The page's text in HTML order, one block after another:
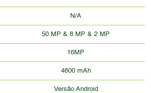
N/A
50 MP & 8 MP & 2 MP
16MP
4600 mAh
Versão Android